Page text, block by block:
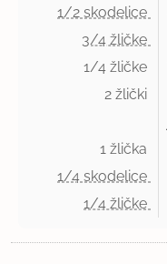
1/2 skodelice
3/4 žličke
1/4 žličke
2 žlički
1 žlička
1/4 skodelice
1/4 žličke